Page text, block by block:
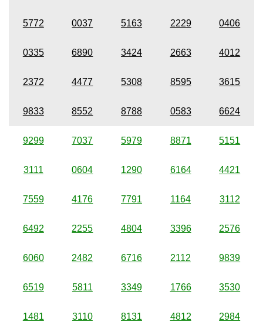
5772 0037 5163 2229 0406
0335 6890 3424 2663 4012
2372 4477 5308 8595 3615
9833 8552 8788 0583 6624
9299 7037 5979 8871 5151
3111 0604 1290 6164 4421
7559 4176 7791 1164 3112
6492 2255 4804 3396 2576
6060 2482 6716 2112 9839
6519 5811 3349 1766 3530
1481 3110 8131 4812 2984